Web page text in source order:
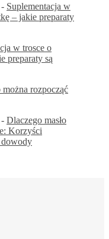
- Suplementacja w
– jakie preparaty
w trosce o
preparaty są
rozpocząć
- Dlaczego masło
Korzyści